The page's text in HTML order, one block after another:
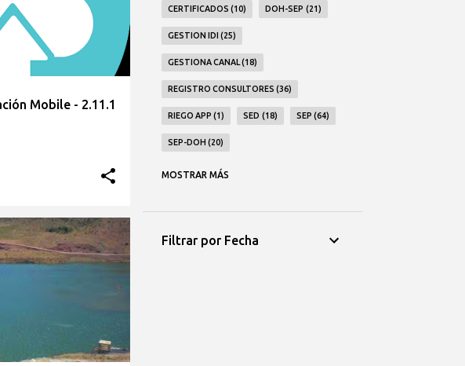
Mobile - 2.11.1
CERTIFICADOS 10 DOH-SEP 21
GESTION IDI 25
GESTIONA CANAL 18
REGISTRO CONSULTORES 36
RIEGO APP 1 SED 18 SEP 64
SEP-DOH 20
TRAMITES DIGITALES
MOSTRAR MÁS
Filtrar por Fecha